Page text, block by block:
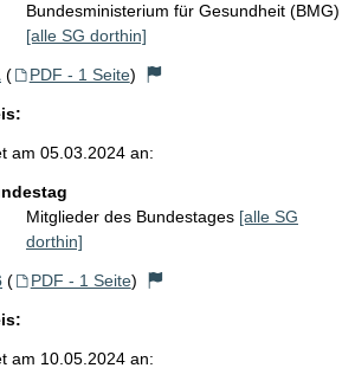
Bundesministerium für Gesundheit (BMG)
[alle SG dorthin]
( PDF - 1 Seite)
am 05.03.2024 an:
Mitglieder des Bundestages [alle SG
dorthin]
( PDF - 1 Seite)
am 10.05.2024 an: